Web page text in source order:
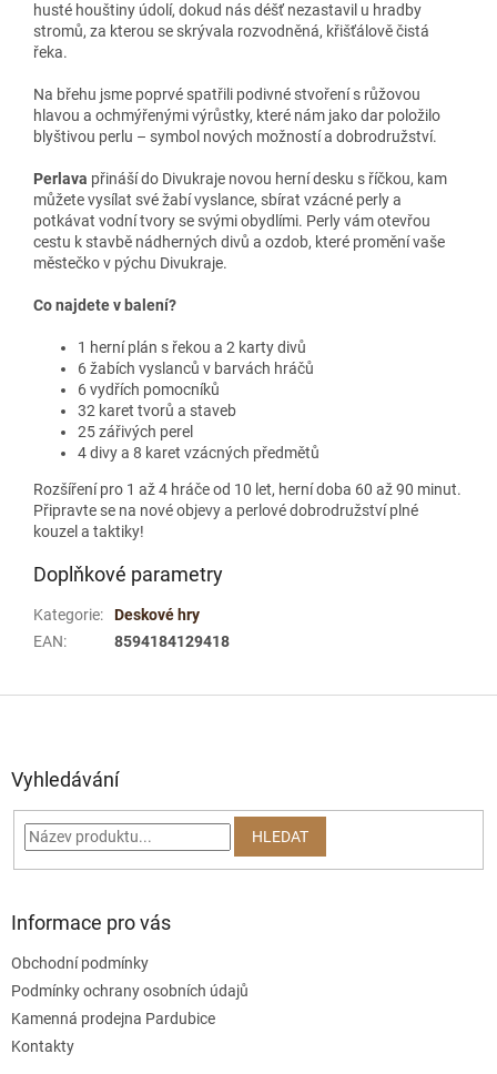
husté houštiny údolí, dokud nás déšť nezastavil u hradby
stromů, za kterou se skrývala rozvodněná, křišťálově čistá
řeka.
Na břehu jsme poprvé spatřili podivné stvoření s růžovou
hlavou a ochmýřenými výrůstky, které nám jako dar položilo
blyštivou perlu – symbol nových možností a dobrodružství.
Perlava přináší do Divukraje novou herní desku s říčkou, kam
můžete vysílat své žabí vyslance, sbírat vzácné perly a
potkávat vodní tvory se svými obydlími. Perly vám otevřou
cestu k stavbě nádherných divů a ozdob, které promění vaše
městečko v pýchu Divukraje.
Co najdete v balení?
1 herní plán s řekou a 2 karty divů
6 žabích vyslanců v barvách hráčů
6 vydřích pomocníků
32 karet tvorů a staveb
25 zářivých perel
4 divy a 8 karet vzácných předmětů
Rozšíření pro 1 až 4 hráče od 10 let, herní doba 60 až 90 minut.
Připravte se na nové objevy a perlové dobrodružství plné
kouzel a taktiky!
Doplňkové parametry
Kategorie:
Deskové hry
EAN: 8594184129418
Vyhledávání
HLEDAT
Informace pro vás
Obchodní podmínky
Podmínky ochrany osobních údajů
Kamenná prodejna Pardubice
Kontakty